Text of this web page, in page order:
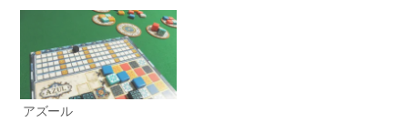
ウ
き
ま
す)
アズール